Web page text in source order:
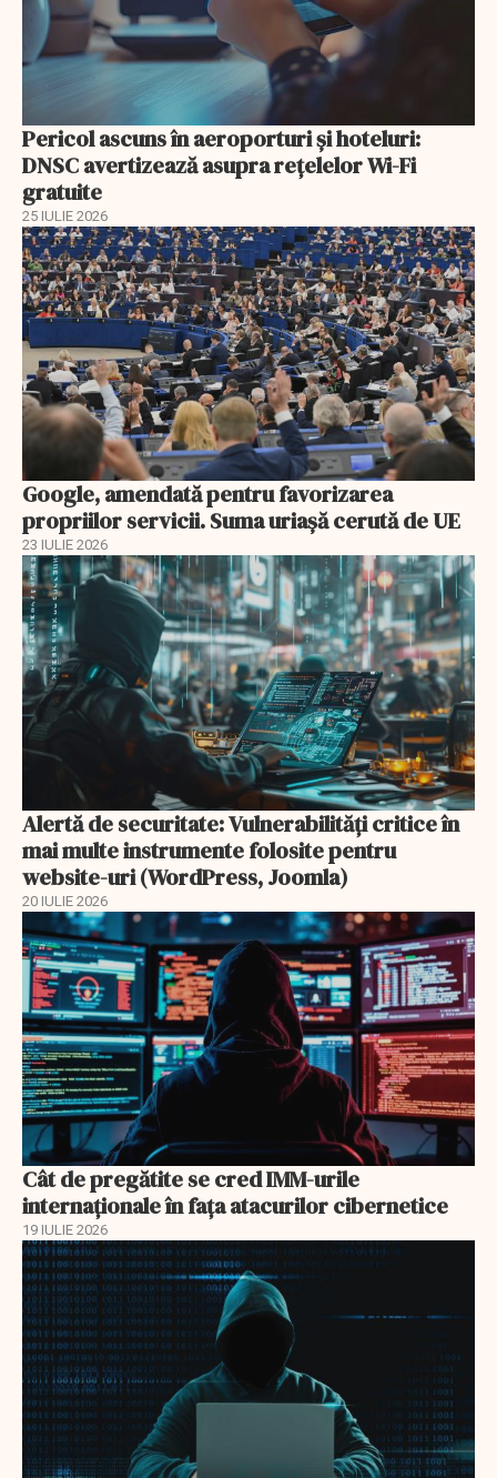
Pericol ascuns în aeroporturi și hoteluri:
DNSC avertizează asupra rețelelor Wi-Fi
gratuite
25 IULIE 2026
Google, amendată pentru favorizarea
propriilor servicii. Suma uriașă cerută de UE
23 IULIE 2026
Alertă de securitate: Vulnerabilități critice în
mai multe instrumente folosite pentru
website-uri (WordPress, Joomla)
20 IULIE 2026
Cât de pregătite se cred IMM-urile
internaționale în fața atacurilor cibernetice
19 IULIE 2026